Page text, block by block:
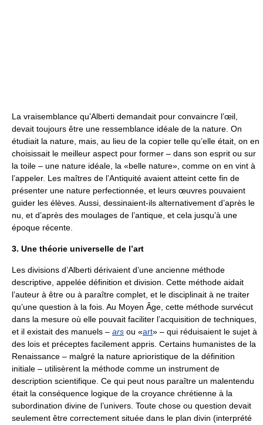
La vraisemblance qu’Alberti demandait pour convaincre l’œil,
devait toujours être une ressemblance idéale de la nature. On
étudiait la nature, mais, au lieu de la copier telle qu’elle était, on en
choisissait le meilleur aspect pour former – dans son esprit ou sur
la toile – une nature idéale, la «belle nature», comme on en vint à
l’appeler. Les maîtres de l’Antiquité avaient atteint cette fin de
présenter une nature perfectionnée, et leurs œuvres pouvaient
guider les élèves. Aussi, dessinaient-ils alternativement d’après le
nu, et d’après des moulages de l’antique, et cela jusqu’à une
époque récente.
3. Une théorie universelle de l’art
Les divisions d’Alberti dérivaient d’une ancienne méthode
descriptive, appelée définition et division. Cette méthode aidait
l’auteur à être ou à paraître complet, et le disciplinait à ne traiter
qu’une question à la fois. Au Moyen Âge, cette méthode survécut
dans la mesure où elle pouvait faciliter l’acquisition de techniques,
et il existait des manuels – ars ou «art» – qui réduisaient le sujet à
des lois et préceptes facilement appris. Certains humanistes de la
Renaissance – malgré la nature aprioristique de la définition
initiale – utilisèrent la méthode comme un instrument de
description scientifique. Ce qui peut nous paraître un malentendu
était la conséquence logique de la croyance chrétienne à la
subordination divine de l’univers. Toute chose ou question devait
seulement être correctement située dans le plan divin (interprété